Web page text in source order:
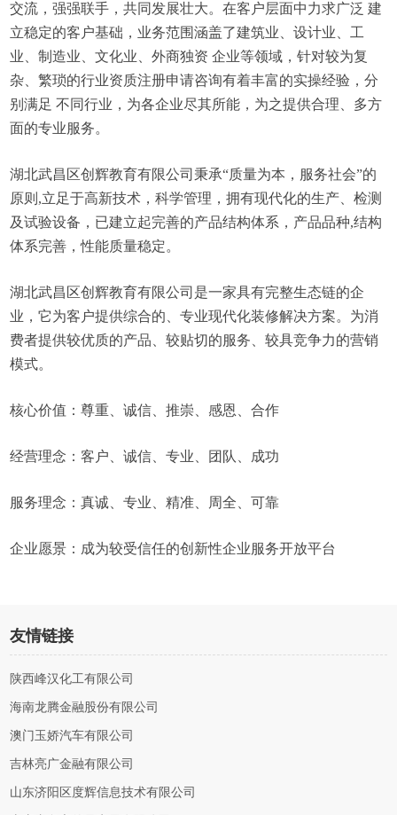
交流，强强联手，共同发展壮大。在客户层面中力求广泛 建
立稳定的客户基础，业务范围涵盖了建筑业、设计业、工
业、制造业、文化业、外商独资 企业等领域，针对较为复
杂、繁琐的行业资质注册申请咨询有着丰富的实操经验，分
别满足 不同行业，为各企业尽其所能，为之提供合理、多方
面的专业服务。
湖北武昌区创辉教育有限公司秉承“质量为本，服务社会”的
原则,立足于高新技术，科学管理，拥有现代化的生产、检测
及试验设备，已建立起完善的产品结构体系，产品品种,结构
体系完善，性能质量稳定。
湖北武昌区创辉教育有限公司是一家具有完整生态链的企
业，它为客户提供综合的、专业现代化装修解决方案。为消
费者提供较优质的产品、较贴切的服务、较具竞争力的营销
模式。
核心价值：尊重、诚信、推崇、感恩、合作
经营理念：客户、诚信、专业、团队、成功
服务理念：真诚、专业、精准、周全、可靠
企业愿景：成为较受信任的创新性企业服务开放平台
友情链接
陕西峰汉化工有限公司
海南龙腾金融股份有限公司
澳门玉娇汽车有限公司
吉林亮广金融有限公司
山东济阳区度辉信息技术有限公司